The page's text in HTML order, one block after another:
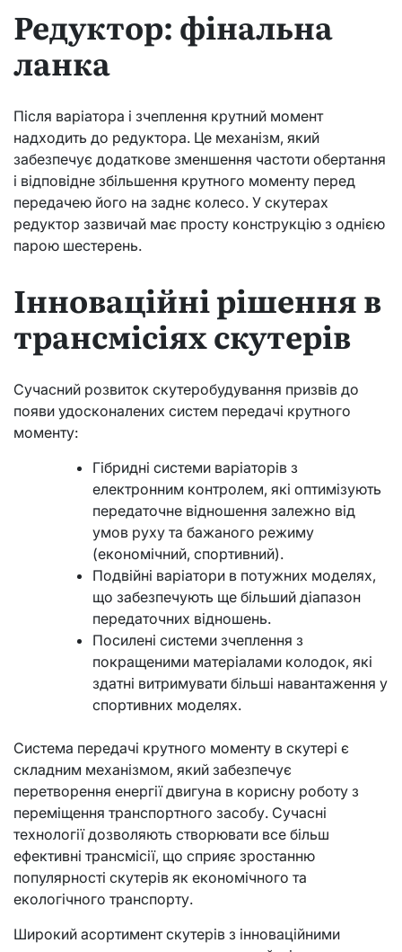
Редуктор: фінальна
ланка
Після варіатора і зчеплення крутний момент
надходить до редуктора. Це механізм, який
забезпечує додаткове зменшення частоти обертання
і відповідне збільшення крутного моменту перед
передачею його на заднє колесо. У скутерах
редуктор зазвичай має просту конструкцію з однією
парою шестерень.
Інноваційні рішення в
трансмісіях скутерів
Сучасний розвиток скутеробудування призвів до
появи удосконалених систем передачі крутного
моменту:
Гібридні системи варіаторів з
електронним контролем, які оптимізують
передаточне відношення залежно від
умов руху та бажаного режиму
(економічний, спортивний).
Подвійні варіатори в потужних моделях,
що забезпечують ще більший діапазон
передаточних відношень.
Посилені системи зчеплення з
покращеними матеріалами колодок, які
здатні витримувати більші навантаження у
спортивних моделях.
Система передачі крутного моменту в скутері є
складним механізмом, який забезпечує
перетворення енергії двигуна в корисну роботу з
переміщення транспортного засобу. Сучасні
технології дозволяють створювати все більш
ефективні трансмісії, що сприяє зростанню
популярності скутерів як економічного та
екологічного транспорту.
Широкий асортимент скутерів з інноваційними